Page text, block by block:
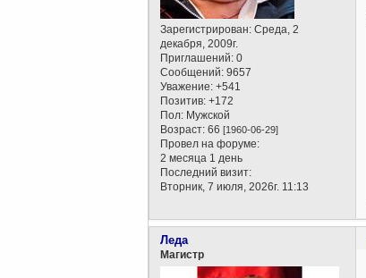
Зарегистрирован: Среда, 2
декабря, 2009г.
Приглашений: 0
Сообщений: 9657
Уважение: +541
Позитив: +172
Пол: Мужской
Возраст: 66[1960-06-29]
Провел на форуме:
2 месяца 1 день
Последний визит:
Вторник, 7 июля, 2026г. 11:13
Леда
Магистр